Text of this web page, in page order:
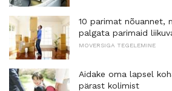
10 parimat nõuannet,
palgata parimaid
MOVERSIGA TEGELEMINE
Aidake oma lapsel
pärast kolimist